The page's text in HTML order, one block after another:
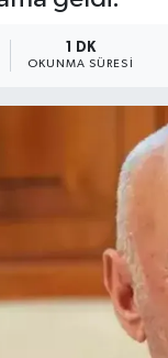
1 DK
OKUNMA SÜRESI